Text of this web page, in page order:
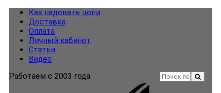
Как надевать цепи
Доставка
Оплата
Личный кабинет
Статьи
Видео
Работаем с 2003 года